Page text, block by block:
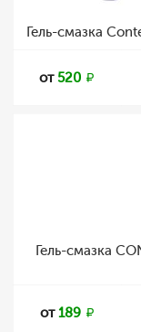
Гель-смазка
от520
Гель-смазка
от189